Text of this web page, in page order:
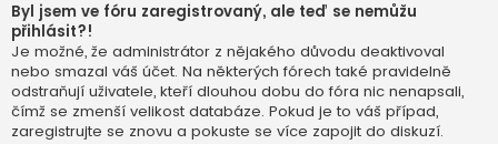
Byl jsem ve fóru zaregistrovaný, ale teď se nemůžu
přihlásit?!
Je možné, že administrátor z nějakého důvodu deaktivoval
nebo smazal váš účet. Na některých fórech také pravidelně
odstraňují uživatele, kteří dlouhou dobu do fóra nic nenapsali,
čímž se zmenší velikost databáze. Pokud je to váš případ,
zaregistrujte se znovu a pokuste se více zapojit do diskuzí.